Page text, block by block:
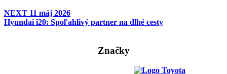
NEXT 11 máj 2026
Hyundai i20: Spoľahlivý partner na dlhé cesty
Značky